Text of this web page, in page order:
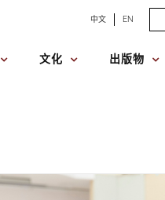
中文 EN
文化 出版物